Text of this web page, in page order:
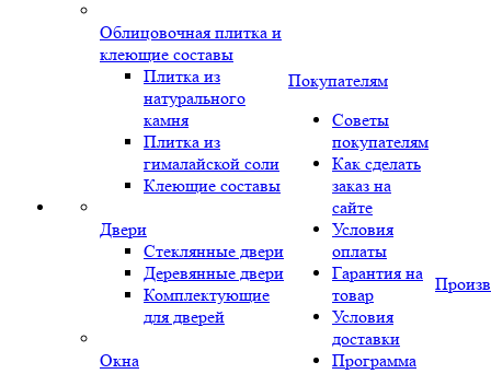
Облицовочная плитка и
клеющие составы
Плитка из
натурального
камня
Плитка из
гималайской соли
Клеющие составы
Двери
Стеклянные двери
Деревянные двери
Комплектующие
для дверей
Окна
Покупателям
Советы
покупателям
Как сделать
заказ на
сайте
Условия
оплаты
Гарантия на
товар
Условия
доставки
Программа